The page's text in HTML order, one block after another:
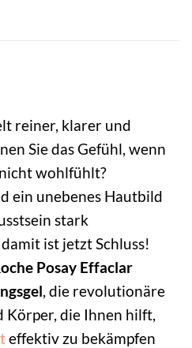
reiner, klarer und
Sie das Gefühl, wenn
wohlfühlt?
ein unebenes Hautbild
stark
ist jetzt Schluss!
Posay Effaclar
, die revolutionäre
Körper, die Ihnen hilft,
effektiv zu bekämpfen